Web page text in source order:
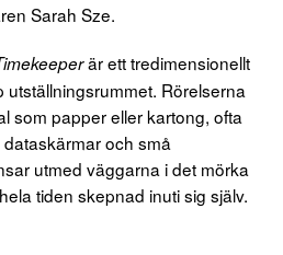
Sarah Sze.
är ett tredimensionellt
utställningsrummet. Rörelserna
som papper eller kartong, ofta
och små
utmed väggarna i det mörka
tiden skepnad inuti sig själv.